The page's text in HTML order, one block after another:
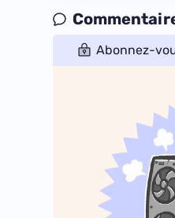
Abonnez-